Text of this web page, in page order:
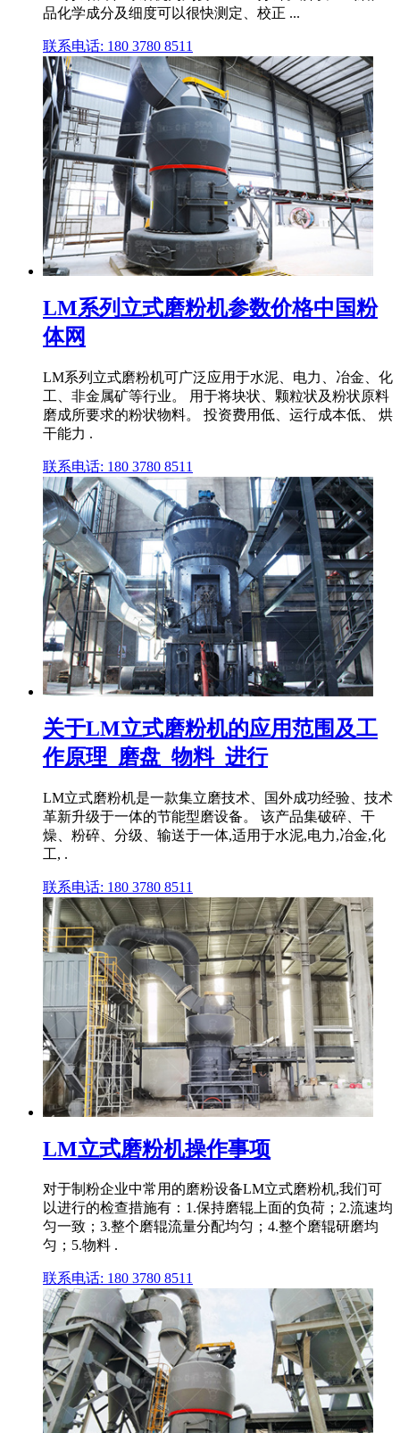
品化学成分及细度可以很快测定、校正 ...
联系电话: 180 3780 8511
LM系列立式磨粉机参数价格中国粉
体网
LM系列立式磨粉机可广泛应用于水泥、电力、冶金、化
工、非金属矿等行业。 用于将块状、颗粒状及粉状原料
磨成所要求的粉状物料。 投资费用低、运行成本低、 烘
干能力 .
联系电话: 180 3780 8511
关于LM立式磨粉机的应用范围及工
作原理_磨盘_物料_进行
LM立式磨粉机是一款集立磨技术、国外成功经验、技术
革新升级于一体的节能型磨设备。 该产品集破碎、干
燥、粉碎、分级、输送于一体,适用于水泥,电力,冶金,化
工, .
联系电话: 180 3780 8511
LM立式磨粉机操作事项
对于制粉企业中常用的磨粉设备LM立式磨粉机,我们可
以进行的检查措施有：1.保持磨辊上面的负荷；2.流速均
匀一致；3.整个磨辊流量分配均匀；4.整个磨辊研磨均
匀；5.物料 .
联系电话: 180 3780 8511